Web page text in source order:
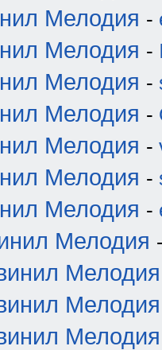
Мелодия -
Мелодия -
Мелодия -
Мелодия -
Мелодия -
Мелодия -
Мелодия -
Мелодия
Мелодия
Мелодия
Мелодия